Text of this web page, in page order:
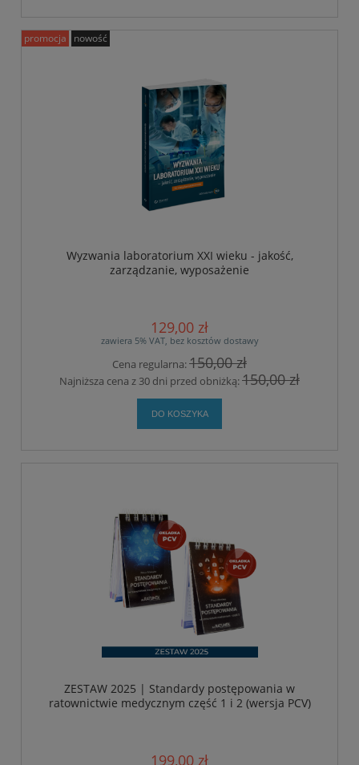
Wyzwania laboratorium XXI wieku - jakość,
zarządzanie, wyposażenie
129,00 zł
zawiera 5% VAT, bez kosztów dostawy
Cena regularna:150,00 zł
Najniższa cena z 30 dni przed obniżką:150,00 zł
DO KOSZYKA
promocja nowość
ZESTAW 2025 | Standardy postępowania w
ratownictwie medycznym część 1 i 2 (wersja PCV)
199,00 zł